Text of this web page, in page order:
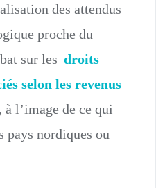
des attendus
proche du
sur les droits
selon les revenus
l’image de ce qui
pays nordiques ou